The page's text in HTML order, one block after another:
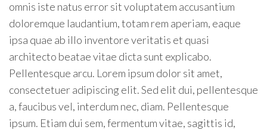
omnis iste natus error sit voluptatem accusantium
doloremque laudantium, totam rem aperiam, eaque
ipsa quae ab illo inventore veritatis et quasi
architecto beatae vitae dicta sunt explicabo.
Pellentesque arcu. Lorem ipsum dolor sit amet,
consectetuer adipiscing elit. Sed elit dui, pellentesque
a, faucibus vel, interdum nec, diam. Pellentesque
ipsum. Etiam dui sem, fermentum vitae, sagittis id,